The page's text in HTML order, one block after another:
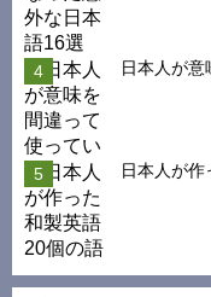
日本人が
日本人が